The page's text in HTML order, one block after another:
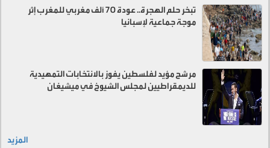
تبخر حلم الهجرة.. عودة 70 ألف مغربي للمغرب إثر
موجة جماعية لإسبانيا
مرشح مؤيد لفلسطين يفوز بالانتخابات التمهيدية
للديمقراطيين لمجلس الشيوخ في ميشيغان
المزيد